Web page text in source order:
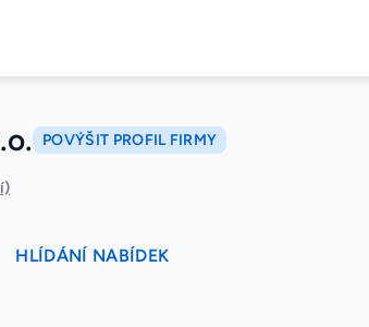
POVÝŠIT PROFIL FIRMY
HLÍDÁNÍ NABÍDEK